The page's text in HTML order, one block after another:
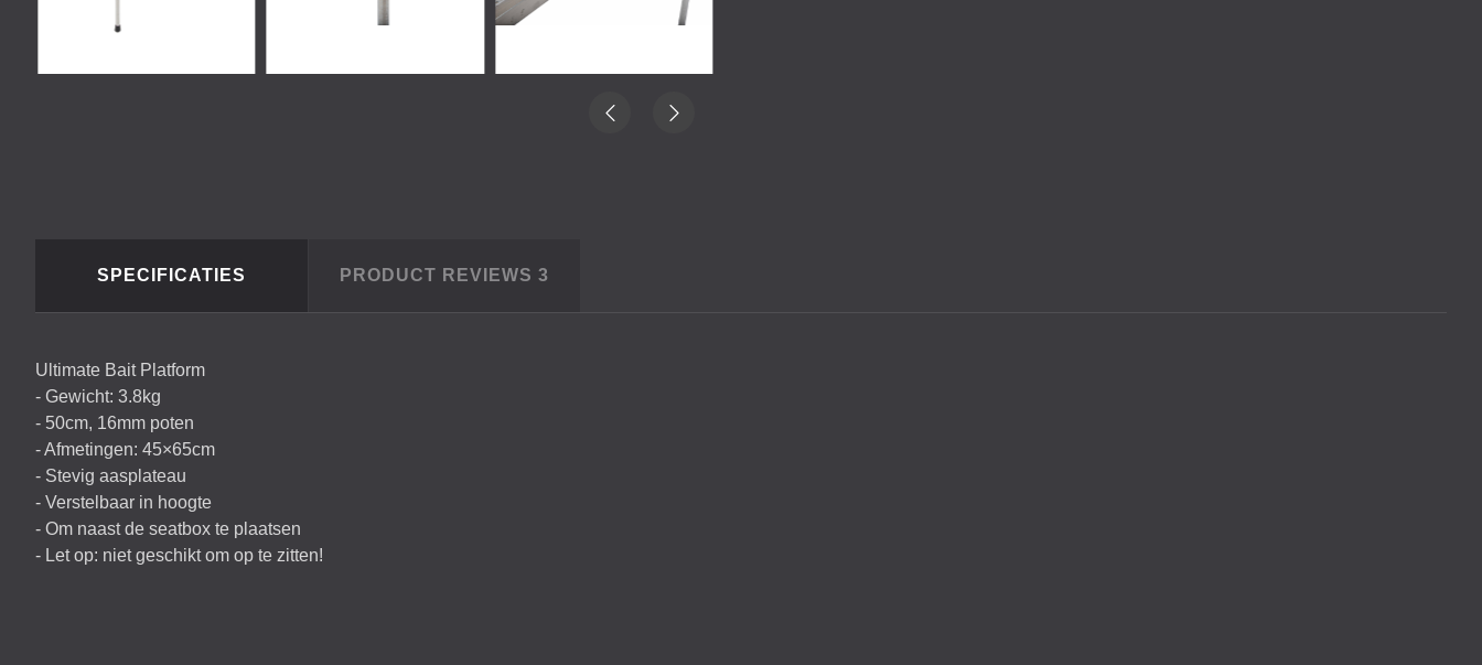
SPECIFICATIES PRODUCT REVIEWS 3
Ultimate Bait Platform
- Gewicht: 3.8kg
- 50cm, 16mm poten
- Afmetingen: 45×65cm
- Stevig aasplateau
- Verstelbaar in hoogte
- Om naast de seatbox te plaatsen
- Let op: niet geschikt om op te zitten!